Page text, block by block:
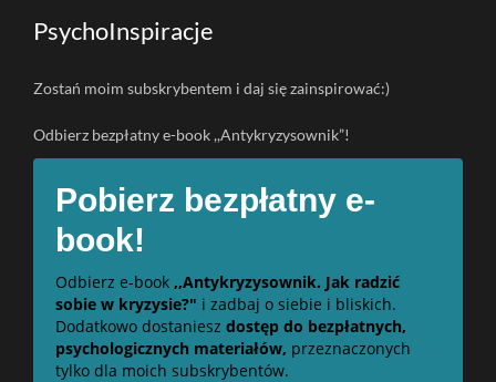
PsychoInspiracje
Zostań moim subskrybentem i daj się zainspirować:)
Odbierz bezpłatny e-book ,,Antykryzysownik”!
Pobierz bezpłatny e-
book!
Odbierz e-book ,,Antykryzysownik. Jak radzić
sobie w kryzysie?" i zadbaj o siebie i bliskich.
Dodatkowo dostaniesz dostęp do bezpłatnych,
psychologicznych materiałów, przeznaczonych
tylko dla moich subskrybentów.